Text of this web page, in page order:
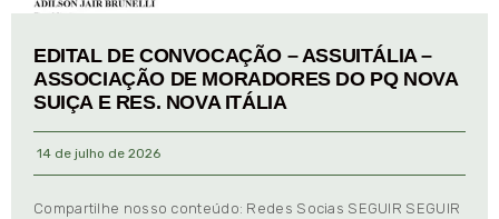
EDITAL DE CONVOCAÇÃO – ASSUITÁLIA –
ASSOCIAÇÃO DE MORADORES DO PQ NOVA
SUIÇA E RES. NOVA ITÁLIA
14 de julho de 2026
Compartilhe nosso conteúdo: Redes Socias SEGUIR SEGUIR